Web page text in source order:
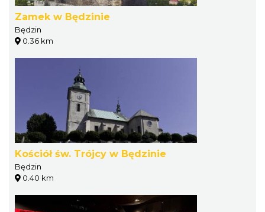
Zamek w Będzinie
Będzin
0.36 km
Kościół św. Trójcy w Będzinie
Będzin
0.40 km